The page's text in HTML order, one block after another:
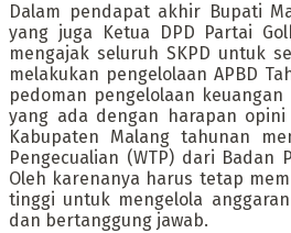
Dalam pendapat akhir Bupati
yang juga Ketua DPD Partai
mengajak seluruh SKPD untuk
melakukan pengelolaan APBD
pedoman pengelolaan
yang ada dengan harapan opini
Kabupaten Malang tahunan
Pengecualian (WTP) dari Badan
Oleh karenanya harus tetap
tinggi untuk mengelola
dan bertanggung jawab.